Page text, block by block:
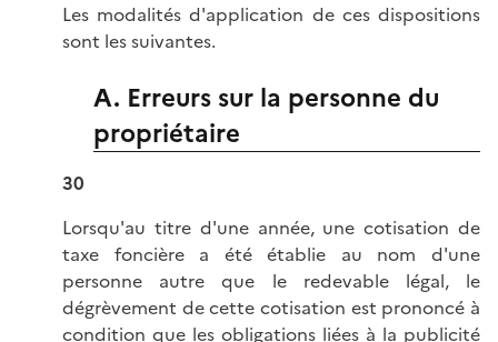
Les modalités d'application de ces dispositions
sont les suivantes.
A. Erreurs sur la personne du
propriétaire
30
Lorsqu'au titre d'une année, une cotisation de
taxe foncière a été établie au nom d'une
personne autre que le redevable légal, le
dégrèvement de cette cotisation est prononcé à
condition que les obligations liées à la publicité